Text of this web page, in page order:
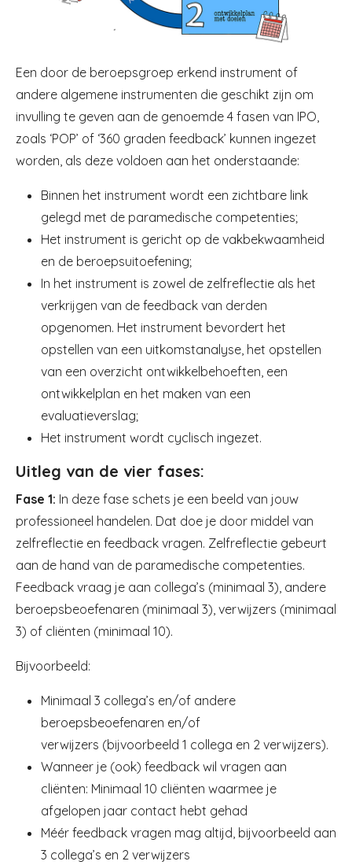
Een door de beroepsgroep erkend instrument of
andere algemene instrumenten die geschikt zijn om
invulling te geven aan de genoemde 4 fasen van IPO,
zoals ‘POP’ of ‘360 graden feedback’ kunnen ingezet
worden, als deze voldoen aan het onderstaande:
Binnen het instrument wordt een zichtbare link
gelegd met de paramedische competenties;
Het instrument is gericht op de vakbekwaamheid
en de beroepsuitoefening;
In het instrument is zowel de zelfreflectie als het
verkrijgen van de feedback van derden
opgenomen. Het instrument bevordert het
opstellen van een uitkomstanalyse, het opstellen
van een overzicht ontwikkelbehoeften, een
ontwikkelplan en het maken van een
evaluatieverslag;
Het instrument wordt cyclisch ingezet.
Uitleg van de vier fases:
Fase 1: In deze fase schets je een beeld van jouw
professioneel handelen. Dat doe je door middel van
zelfreflectie en feedback vragen. Zelfreflectie gebeurt
aan de hand van de paramedische competenties.
Feedback vraag je aan collega’s (minimaal 3), andere
beroepsbeoefenaren (minimaal 3), verwijzers (minimaal
3) of cliënten (minimaal 10).
Bijvoorbeeld:
Minimaal 3 collega’s en/of andere
beroepsbeoefenaren en/of
verwijzers (bijvoorbeeld 1 collega en 2 verwijzers).
Wanneer je (ook) feedback wil vragen aan
cliënten: Minimaal 10 cliënten waarmee je
afgelopen jaar contact hebt gehad
Méér feedback vragen mag altijd, bijvoorbeeld aan
3 collega’s en 2 verwijzers